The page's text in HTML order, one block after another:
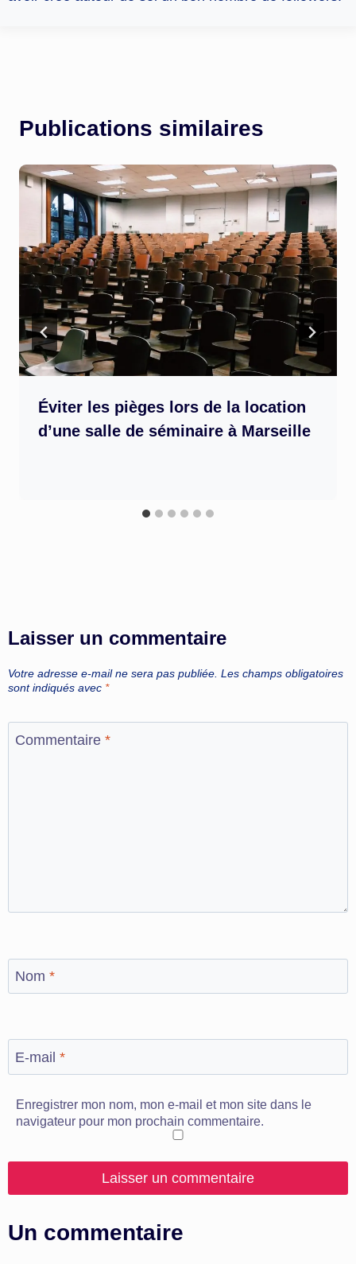
Publications similaires
Éviter les pièges lors de la location
d’une salle de séminaire à Marseille
Laisser un commentaire
Votre adresse e-mail ne sera pas publiée. Les champs obligatoires
sont indiqués avec *
Commentaire*
Nom*
E-mail*
Enregistrer mon nom, mon e-mail et mon site dans le
navigateur pour mon prochain commentaire.
Un commentaire